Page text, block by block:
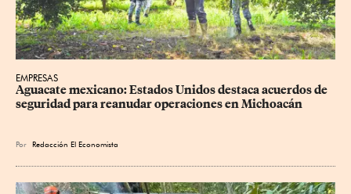
EMPRESAS
Aguacate mexicano: Estados Unidos destaca acuerdos de
seguridad para reanudar operaciones en Michoacán
Por Redacción El Economista